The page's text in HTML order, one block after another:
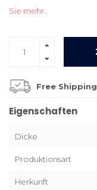
Sie mehr..
Free
Eigenschaften
Dicke
Produktionsart
Herkunft